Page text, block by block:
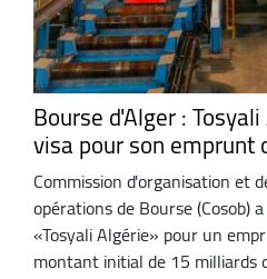
Bourse d'Alger :
visa pour son emprunt
Commission d'organisation et
opérations de Bourse (Cosob)
«Tosyali Algérie» pour un
montant initial de 15 milliards